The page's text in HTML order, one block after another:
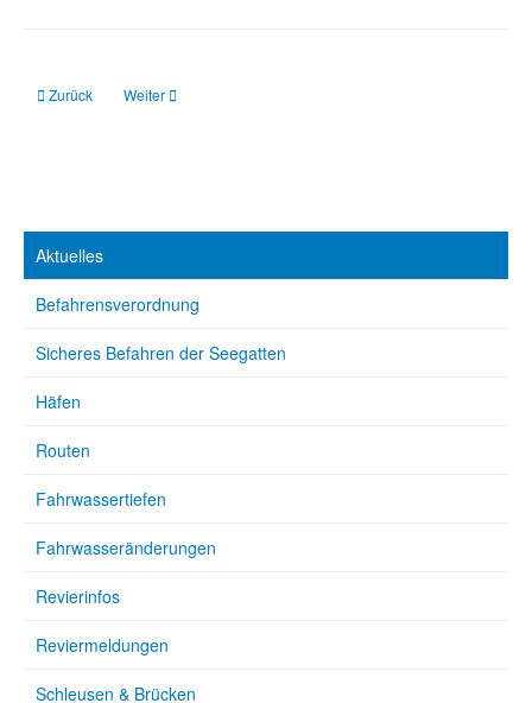
Vorheriger Beitrag: Befahrensregelung Wattenmeer: Das ist konkret geplant
Zurück Nächster Beitrag: Wattenmeer: Neue Befahrensverordnung
Weiter
Aktuelles
Befahrensverordnung
Sicheres Befahren der Seegatten
Häfen
Routen
Fahrwassertiefen
Fahrwasseränderungen
Revierinfos
Reviermeldungen
Schleusen & Brücken